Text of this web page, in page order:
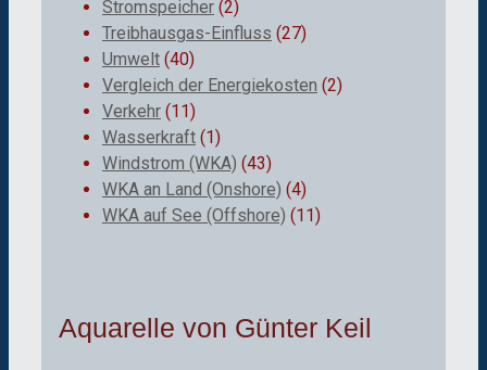
Stromspeicher (2)
Treibhausgas-Einfluss (27)
Umwelt (40)
Vergleich der Energiekosten (2)
Verkehr (11)
Wasserkraft (1)
Windstrom (WKA) (43)
WKA an Land (Onshore) (4)
WKA auf See (Offshore) (11)
Aquarelle von Günter Keil